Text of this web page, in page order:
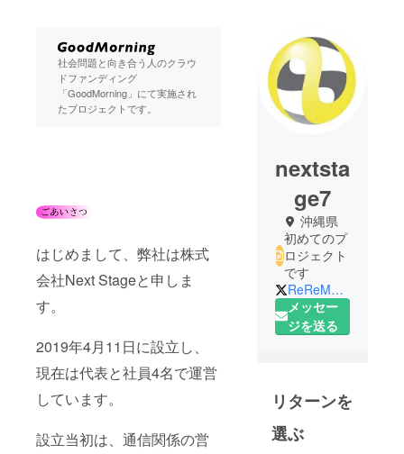
社会問題と向き合う人のクラウ
ドファンディング
「GoodMorning」にて実施され
たプロジェクトです。
はじめまして、弊社は株式
会社Next Stageと申しま
す。
2019年4月11日に設立し、
現在は代表と社員4名で運営
しています。
設立当初は、通信関係の営
nextsta
ge7
沖縄県
初めてのプ
ロジェクト
です
ReReMaru2020
メッセー
ジを送る
リターンを
選ぶ